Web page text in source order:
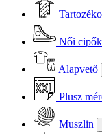
Női cipők
Alapvető
Plusz
Muszlin